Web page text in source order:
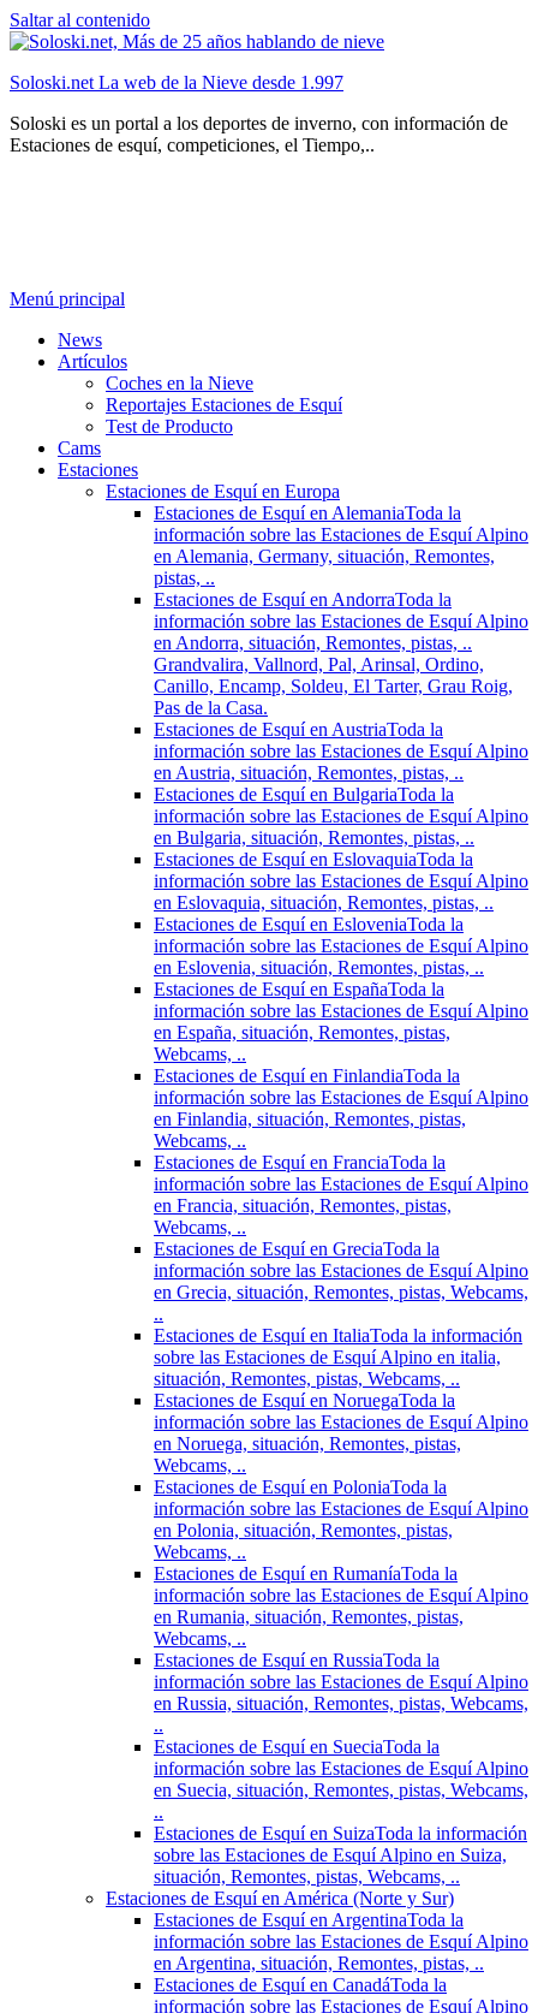
Saltar al contenido
Soloski.net La web de la Nieve desde 1.997
Soloski es un portal a los deportes de inverno, con información de
Estaciones de esquí, competiciones, el Tiempo,..
Menú principal
News
Artículos
Coches en la Nieve
Reportajes Estaciones de Esquí
Test de Producto
Cams
Estaciones
Estaciones de Esquí en Europa
Estaciones de Esquí en AlemaniaToda la
información sobre las Estaciones de Esquí Alpino
en Alemania, Germany, situación, Remontes,
pistas, ..
Estaciones de Esquí en AndorraToda la
información sobre las Estaciones de Esquí Alpino
en Andorra, situación, Remontes, pistas, ..
Grandvalira, Vallnord, Pal, Arinsal, Ordino,
Canillo, Encamp, Soldeu, El Tarter, Grau Roig,
Pas de la Casa.
Estaciones de Esquí en AustriaToda la
información sobre las Estaciones de Esquí Alpino
en Austria, situación, Remontes, pistas, ..
Estaciones de Esquí en BulgariaToda la
información sobre las Estaciones de Esquí Alpino
en Bulgaria, situación, Remontes, pistas, ..
Estaciones de Esquí en EslovaquiaToda la
información sobre las Estaciones de Esquí Alpino
en Eslovaquia, situación, Remontes, pistas, ..
Estaciones de Esquí en EsloveniaToda la
información sobre las Estaciones de Esquí Alpino
en Eslovenia, situación, Remontes, pistas, ..
Estaciones de Esquí en EspañaToda la
información sobre las Estaciones de Esquí Alpino
en España, situación, Remontes, pistas,
Webcams, ..
Estaciones de Esquí en FinlandiaToda la
información sobre las Estaciones de Esquí Alpino
en Finlandia, situación, Remontes, pistas,
Webcams, ..
Estaciones de Esquí en FranciaToda la
información sobre las Estaciones de Esquí Alpino
en Francia, situación, Remontes, pistas,
Webcams, ..
Estaciones de Esquí en GreciaToda la
información sobre las Estaciones de Esquí Alpino
en Grecia, situación, Remontes, pistas, Webcams,
..
Estaciones de Esquí en ItaliaToda la información
sobre las Estaciones de Esquí Alpino en italia,
situación, Remontes, pistas, Webcams, ..
Estaciones de Esquí en NoruegaToda la
información sobre las Estaciones de Esquí Alpino
en Noruega, situación, Remontes, pistas,
Webcams, ..
Estaciones de Esquí en PoloniaToda la
información sobre las Estaciones de Esquí Alpino
en Polonia, situación, Remontes, pistas,
Webcams, ..
Estaciones de Esquí en RumaníaToda la
información sobre las Estaciones de Esquí Alpino
en Rumania, situación, Remontes, pistas,
Webcams, ..
Estaciones de Esquí en RussiaToda la
información sobre las Estaciones de Esquí Alpino
en Russia, situación, Remontes, pistas, Webcams,
..
Estaciones de Esquí en SueciaToda la
información sobre las Estaciones de Esquí Alpino
en Suecia, situación, Remontes, pistas, Webcams,
..
Estaciones de Esquí en SuizaToda la información
sobre las Estaciones de Esquí Alpino en Suiza,
situación, Remontes, pistas, Webcams, ..
Estaciones de Esquí en América (Norte y Sur)
Estaciones de Esquí en ArgentinaToda la
información sobre las Estaciones de Esquí Alpino
en Argentina, situación, Remontes, pistas, ..
Estaciones de Esquí en CanadáToda la
información sobre las Estaciones de Esquí Alpino